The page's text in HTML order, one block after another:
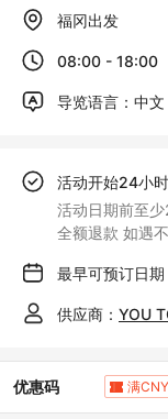
福冈出发
08:00 - 18:00
导览语言：中文
活动开始24小
活动日期前至
全额退款 如遇
最早可预订日
供应商： YOU
优惠码 满